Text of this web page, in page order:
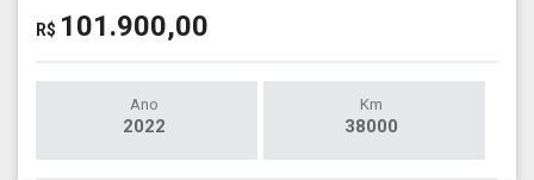
R$ 101.900,00
Ano
2022
Km
38000